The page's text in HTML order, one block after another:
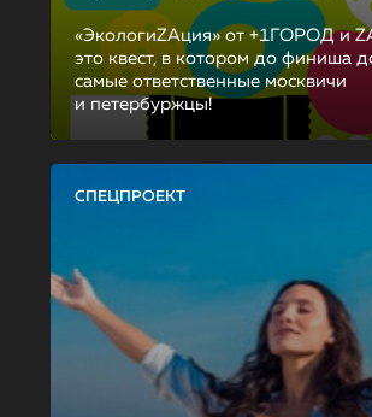
«ЭкологиZAция» от +1ГОРОД и
это квест, в котором до финиша
самые ответственные москвичи
и петербуржцы!
СПЕЦПРОЕКТ